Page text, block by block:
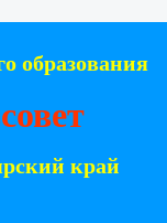
образования
край